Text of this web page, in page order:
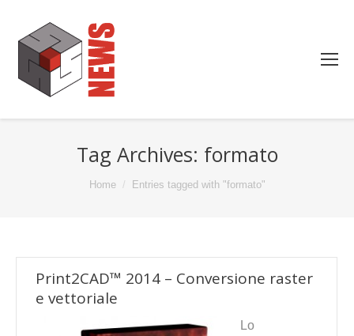
Tag Archives: formato
You are here:Home Entries tagged with "formato"
Print2CAD™ 2014 – Conversione raster
e vettoriale
Lo